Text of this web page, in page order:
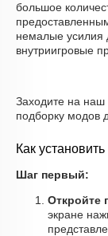
большое
немалые усилия
внутриигровые
Заходите на
подборку модов
Как
Шаг первый:
Откройте
экране